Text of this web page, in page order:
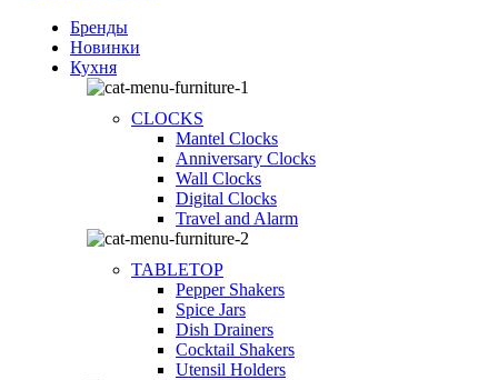
Бренды
Новинки
Кухня
CLOCKS
Mantel Clocks
Anniversary Clocks
Wall Clocks
Digital Clocks
Travel and Alarm
TABLETOP
Pepper Shakers
Spice Jars
Dish Drainers
Сocktail Shakers
Utensil Holders